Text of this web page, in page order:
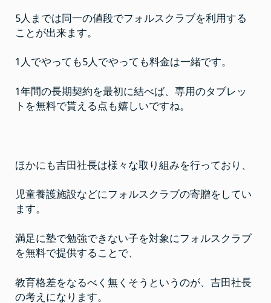
5人までは同一の値段でフォルスクラブを利用する
ことが出来ます。
1人でやっても5人でやっても料金は一緒です。
1年間の長期契約を最初に結べば、専用のタブレッ
トを無料で貰える点も嬉しいですね。
ほかにも吉田社長は様々な取り組みを行っており、
児童養護施設などにフォルスクラブの寄贈をしてい
ます。
満足に塾で勉強できない子を対象にフォルスクラブ
を無料で提供することで、
教育格差をなるべく無くそうというのが、吉田社長
の考えになります。